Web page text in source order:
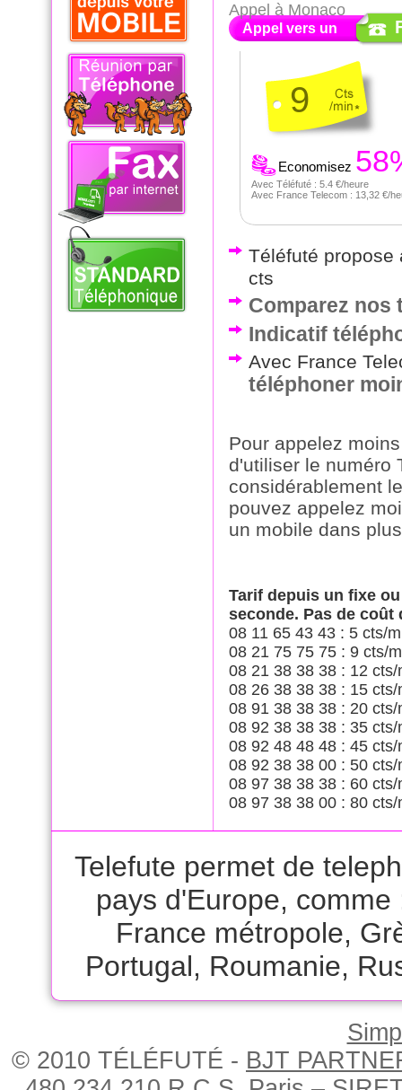
Appel vers un
Appel à Monaco
9
Economisez
Avec Téléfuté : 5.4 €/heure
Avec France Telecom : 13,32 €/
Téléfuté propose
cts
Comparez nos
Indicatif
Avec France
téléphoner
Pour appelez
d'utiliser le numéro
considérablement
pouvez appelez
un mobile dans
Tarif depuis un fixe
seconde. Pas de coût
08 11 65 43 43 : 5 cts/
08 21 75 75 75 : 9 cts/
08 21 38 38 38 : 12 cts/
08 26 38 38 38 : 15 cts/
08 91 38 38 38 : 20 cts/
08 92 38 38 38 : 35 cts/
08 92 48 48 48 : 45 cts/
08 92 38 38 00 : 50 cts/
08 97 38 38 38 : 60 cts/
08 97 38 38 00 : 80 cts/
Telefute permet de
pays d'Europe,
France métropole,
Portugal, Roumanie,
© 2010 TÉLÉFUTÉ - BJT